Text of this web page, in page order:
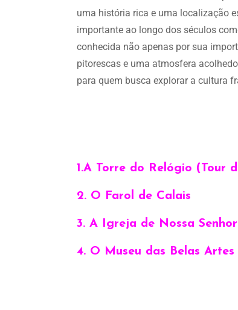
uma história rica e uma localização
importante ao longo dos séculos
conhecida não apenas por sua
pitorescas e uma atmosfera
para quem busca explorar a cultura
1.A Torre do Relógio (Tour
2. O Farol de Calais
3. A Igreja de Nossa
4. O Museu das Belas Artes